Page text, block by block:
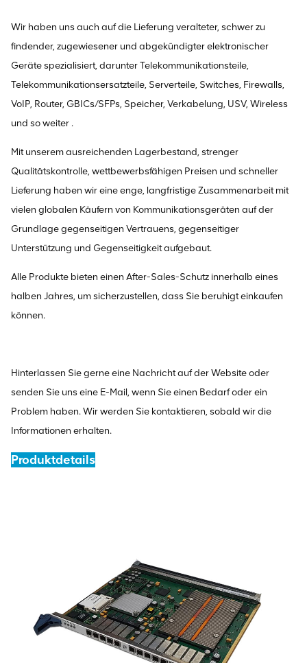
Wir haben uns auch auf die Lieferung veralteter, schwer zu
findender, zugewiesener und abgekündigter elektronischer
Geräte spezialisiert, darunter Telekommunikationsteile,
Telekommunikationsersatzteile, Serverteile, Switches, Firewalls,
VoIP, Router, GBICs/SFPs, Speicher, Verkabelung, USV, Wireless
und so weiter .
Mit unserem ausreichenden Lagerbestand, strenger
Qualitätskontrolle, wettbewerbsfähigen Preisen und schneller
Lieferung haben wir eine enge, langfristige Zusammenarbeit mit
vielen globalen Käufern von Kommunikationsgeräten auf der
Grundlage gegenseitigen Vertrauens, gegenseitiger
Unterstützung und Gegenseitigkeit aufgebaut.
Alle Produkte bieten einen After-Sales-Schutz innerhalb eines
halben Jahres, um sicherzustellen, dass Sie beruhigt einkaufen
können.
Hinterlassen Sie gerne eine Nachricht auf der Website oder
senden Sie uns eine E-Mail, wenn Sie einen Bedarf oder ein
Problem haben. Wir werden Sie kontaktieren, sobald wir die
Informationen erhalten.
Produktdetails